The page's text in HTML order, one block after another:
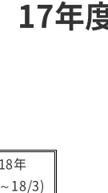
17年
年
18/3)